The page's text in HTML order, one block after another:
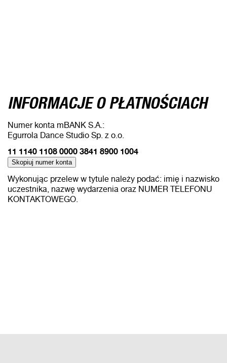
INFORMACJE O PŁATNOŚCIACH
Numer konta mBANK S.A.:
Egurrola Dance Studio Sp. z o.o.
11 1140 1108 0000 3841 8900 1004
Skopiuj numer konta
Wykonując przelew w tytule należy podać: imię i nazwisko
uczestnika, nazwę wydarzenia oraz NUMER TELEFONU
KONTAKTOWEGO.